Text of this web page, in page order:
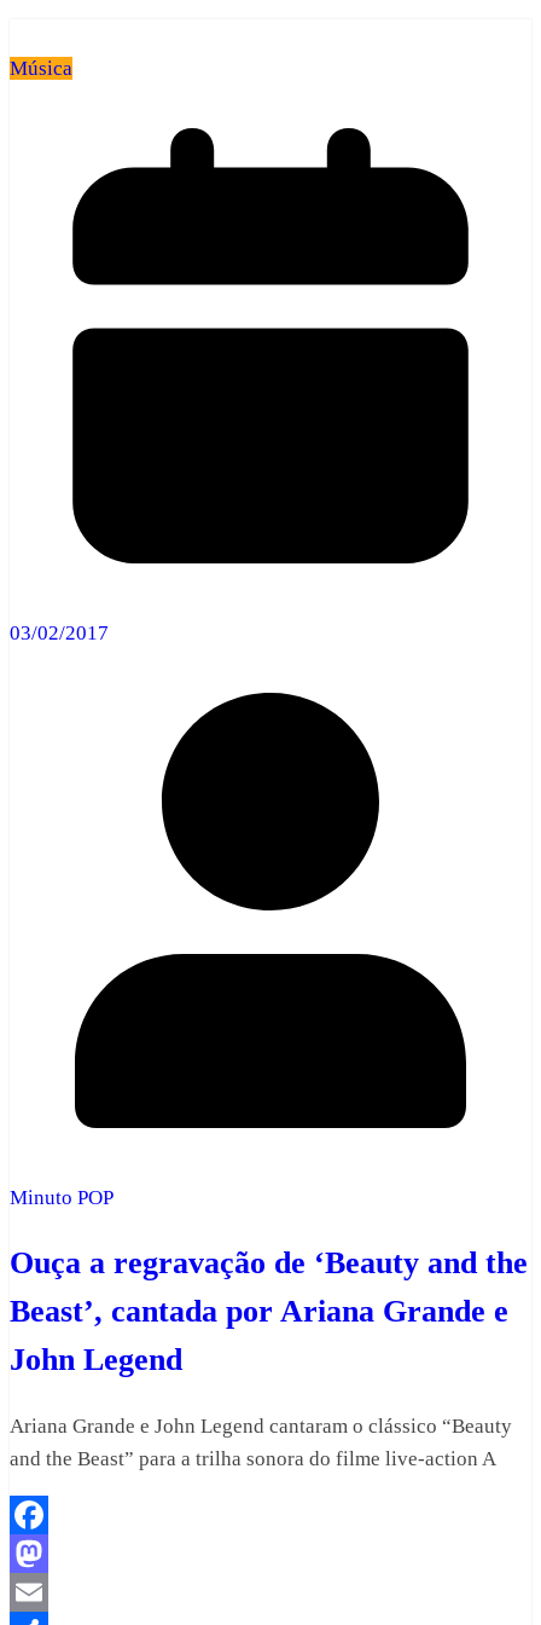
Música
03/02/2017
Minuto POP
Ouça a regravação de ‘Beauty and the
Beast’, cantada por Ariana Grande e
John Legend
Ariana Grande e John Legend cantaram o clássico “Beauty
and the Beast” para a trilha sonora do filme live-action A
Facebook
Mastodon